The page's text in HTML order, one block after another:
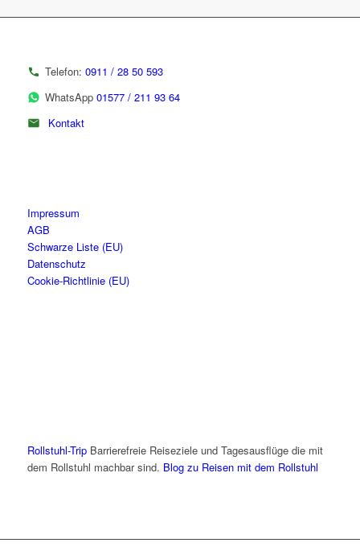
Telefon: 0911 / 28 50 593
WhatsApp 01577 / 211 93 64
Kontakt
Impressum
AGB
Schwarze Liste (EU)
Datenschutz
Cookie-Richtlinie (EU)
Rollstuhl-TripBarrierefreie Reiseziele und Tagesausflüge die mit
dem Rollstuhl machbar sind. Blog zu Reisen mit dem Rollstuhl